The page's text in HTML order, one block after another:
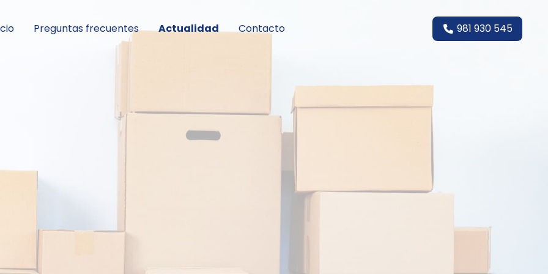
Preguntas frecuentes Actualidad Contacto 981 930 545